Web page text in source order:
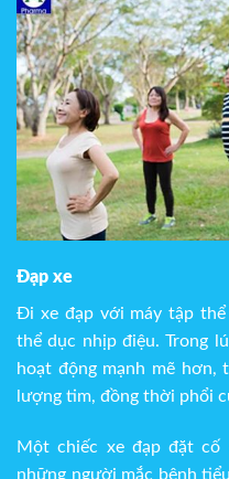
Đạp xe
Đi xe đạp với máy tập
thể dục nhịp điệu. Trong
hoạt động mạnh mẽ hơn,
lượng tim, đồng thời phổi
Một chiếc xe đạp đặt
những người mắc bệnh